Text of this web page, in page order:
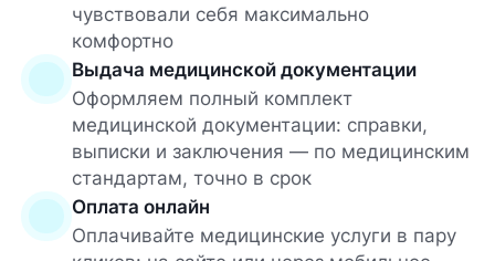
чувствовали себя максимально
комфортно
Выдача медицинской документации
Оформляем полный комплект
медицинской документации: справки,
выписки и заключения — по медицинским
стандартам, точно в срок
Оплата онлайн
Оплачивайте медицинские услуги в пару